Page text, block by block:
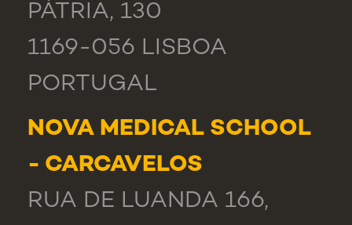
PÁTRIA, 130
1169-056 LISBOA
PORTUGAL
NOVA MEDICAL SCHOOL
- CARCAVELOS
RUA DE LUANDA 166,